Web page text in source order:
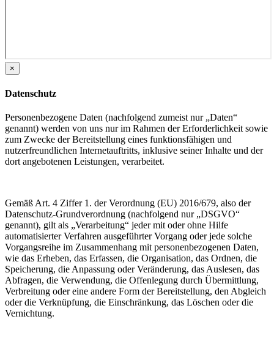
×
Datenschutz
Personenbezogene Daten (nachfolgend zumeist nur „Daten“
genannt) werden von uns nur im Rahmen der Erforderlichkeit sowie
zum Zwecke der Bereitstellung eines funktionsfähigen und
nutzerfreundlichen Internetauftritts, inklusive seiner Inhalte und der
dort angebotenen Leistungen, verarbeitet.
Gemäß Art. 4 Ziffer 1. der Verordnung (EU) 2016/679, also der
Datenschutz-Grundverordnung (nachfolgend nur „DSGVO“
genannt), gilt als „Verarbeitung“ jeder mit oder ohne Hilfe
automatisierter Verfahren ausgeführter Vorgang oder jede solche
Vorgangsreihe im Zusammenhang mit personenbezogenen Daten,
wie das Erheben, das Erfassen, die Organisation, das Ordnen, die
Speicherung, die Anpassung oder Veränderung, das Auslesen, das
Abfragen, die Verwendung, die Offenlegung durch Übermittlung,
Verbreitung oder eine andere Form der Bereitstellung, den Abgleich
oder die Verknüpfung, die Einschränkung, das Löschen oder die
Vernichtung.